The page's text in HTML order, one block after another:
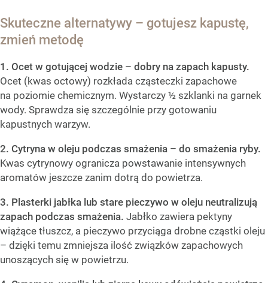
Skuteczne alternatywy – gotujesz kapustę,
zmień metodę
1. Ocet w gotującej wodzie – dobry na zapach kapusty.
Ocet (kwas octowy) rozkłada cząsteczki zapachowe
na poziomie chemicznym. Wystarczy ½ szklanki na garnek
wody. Sprawdza się szczególnie przy gotowaniu
kapustnych warzyw.
2. Cytryna w oleju podczas smażenia – do smażenia ryby.
Kwas cytrynowy ogranicza powstawanie intensywnych
aromatów jeszcze zanim dotrą do powietrza.
3. Plasterki jabłka lub stare pieczywo w oleju neutralizują
zapach podczas smażenia. Jabłko zawiera pektyny
wiążące tłuszcz, a pieczywo przyciąga drobne cząstki oleju
– dzięki temu zmniejsza ilość związków zapachowych
unoszących się w powietrzu.